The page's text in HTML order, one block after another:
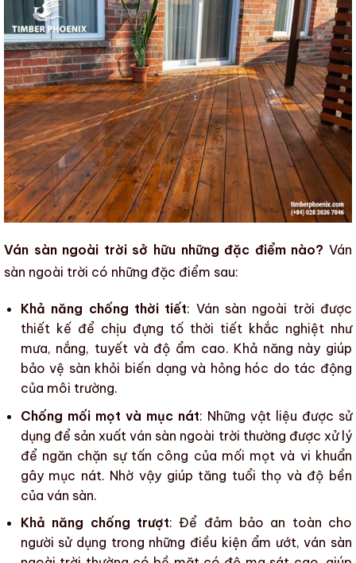
Ván sàn ngoài trời sở hữu những đặc điểm nào? Ván
sàn ngoài trời có những đặc điểm sau:
Khả năng chống thời tiết: Ván sàn ngoài trời được
thiết kế để chịu đựng tố thời tiết khắc nghiệt như
mưa, nắng, tuyết và độ ẩm cao. Khả năng này giúp
bảo vệ sàn khỏi biến dạng và hỏng hóc do tác động
của môi trường.
Chống mối mọt và mục nát: Những vật liệu được sử
dụng để sản xuấtván sàn ngoài trời thường được xử lý
để ngăn chặn sự tấn công của mối mọt và vi khuẩn
gây mục nát. Nhờ vậy giúp tăng tuổi thọ và độ bền
của ván sàn.
Khả năng chống trượt: Để đảm bảo an toàn cho
người sử dụng trong những điều kiện ẩm ướt,ván sàn